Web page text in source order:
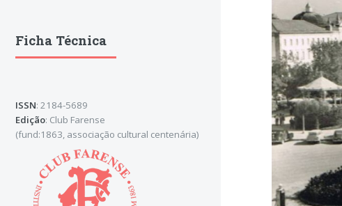
Ficha Técnica
ISSN: 2184-5689
Edição: Club Farense
(fund:1863, associação cultural centenária)